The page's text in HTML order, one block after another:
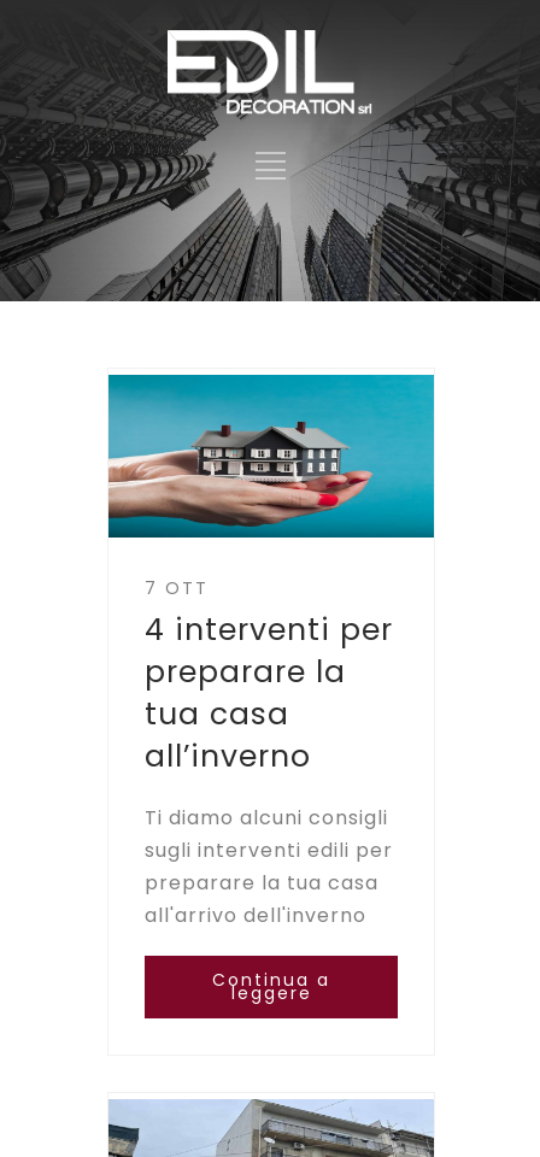
7 OTT
4 interventi per
preparare la
tua casa
all’inverno
Ti diamo alcuni consigli
sugli interventi edili per
preparare la tua casa
all'arrivo dell'inverno
Continua a
leggere